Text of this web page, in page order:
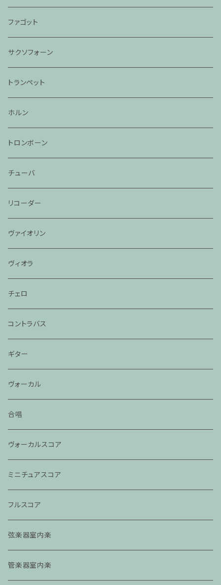
ファゴット
サクソフォーン
トランペット
ホルン
トロンボーン
チューバ
リコーダー
ヴァイオリン
ヴィオラ
チェロ
コントラバス
ギター
ヴォーカル
合唱
ヴォーカルスコア
ミニチュアスコア
フルスコア
弦楽器室内楽
管楽器室内楽